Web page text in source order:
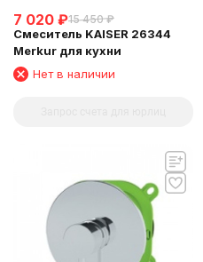
7 020 ₽15 450 ₽
Смеситель KAISER 26344
Merkur для кухни
Нет в наличии